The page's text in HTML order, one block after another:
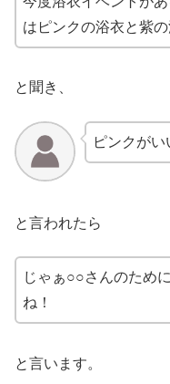
はピンクの浴衣と紫
と聞き、
ピンクがい
と言われたら
じゃぁ○○さんのため
ね！
と言います。